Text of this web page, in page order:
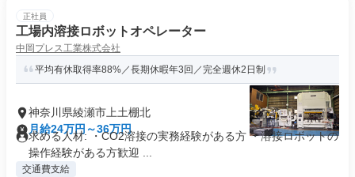
正社員
工場内溶接ロボットオペレーター
中岡プレス工業株式会社
平均有休取得率88%／長期休暇年3回／完全週休2日制
神奈川県綾瀬市上土棚北
月給24万円～36万円
求める人材: ・CO2溶接の実務経験がある方 ・溶接ロボットの
操作経験がある方歓迎 ...
交通費支給